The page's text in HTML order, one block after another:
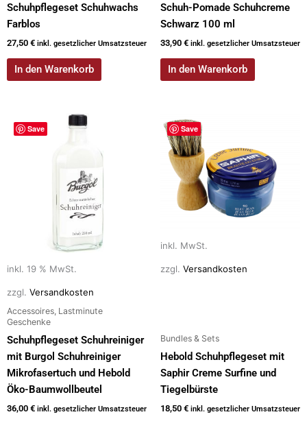
Schuhpflegeset Schuhwachs
Farblos
27,50 € inkl. gesetzlicher Umsatzsteuer
In den Warenkorb
Schuh-Pomade Schuhcreme
Schwarz 100 ml
33,90 € inkl. gesetzlicher Umsatzsteuer
In den Warenkorb
Save
inkl. 19 % MwSt.
zzgl. Versandkosten
Accessoires, Lastminute
Geschenke
Schuhpflegeset Schuhreiniger
mit Burgol Schuhreiniger
Mikrofasertuch und Hebold
Öko-Baumwollbeutel
36,00 € inkl. gesetzlicher Umsatzsteuer
Save
inkl. MwSt.
zzgl. Versandkosten
Bundles & Sets
Hebold Schuhpflegeset mit
Saphir Creme Surfine und
Tiegelbürste
18,50 € inkl. gesetzlicher Umsatzsteuer
Dieses
Produkt
weist
mehrere
Varianten
können
auf
werden